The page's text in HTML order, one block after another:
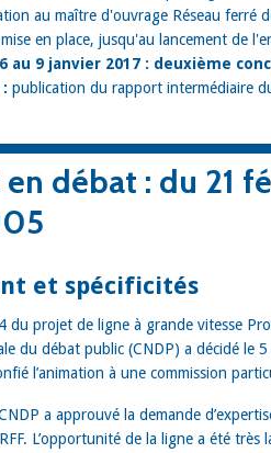
au maître d'ouvrage Réseau ferré
en place, jusqu'au lancement de
au 9 janvier 2017 : deuxième
publication du rapport intermédiaire
en débat : du 21
et spécificités
du projet de ligne à grande vitesse
du débat public (CNDP) a décidé le
l’animation à une commission
a approuvé la demande
L’opportunité de la ligne a été